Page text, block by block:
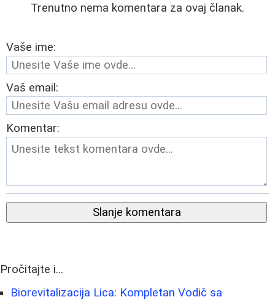
Trenutno nema komentara za ovaj članak.
Vaše ime:
Vaš email:
Komentar:
Slanje komentara
Pročitajte i...
Biorevitalizacija Lica: Kompletan Vodič sa